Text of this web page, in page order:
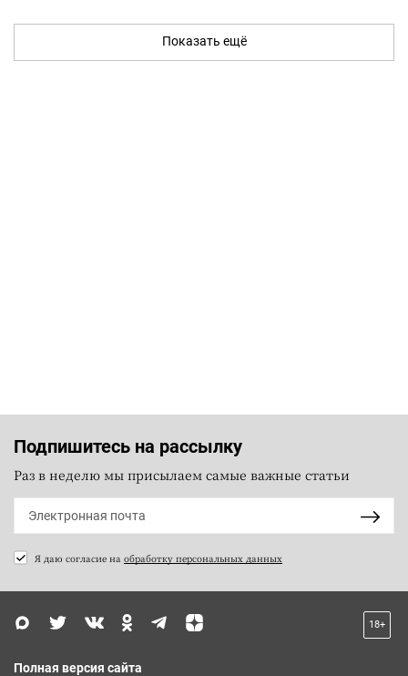
Показать ещё
Подпишитесь на рассылку
Раз в неделю мы присылаем самые важные статьи
Я даю согласие на обработку персональных данных
18+
Полная версия сайта